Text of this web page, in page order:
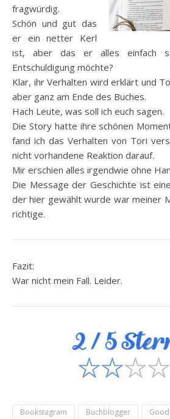
fragwürdig.
Schön und gut das
er ein netter Kerl
ist, aber das er alles einfach
Entschuldigung möchte?
Klar, ihr Verhalten wird erklärt und
aber ganz am Ende des Buches.
Hach Leute, was soll ich euch sagen.
Die Story hatte ihre schönen
fand ich das Verhalten von Tori
nicht vorhandene Reaktion darauf.
Mir erschien alles irgendwie ohne
Die Message der Geschichte ist
der hier gewählt wurde war meiner
richtige.
Fazit:
War nicht mein Fall. Leider.
Bookstagram Buchblogger